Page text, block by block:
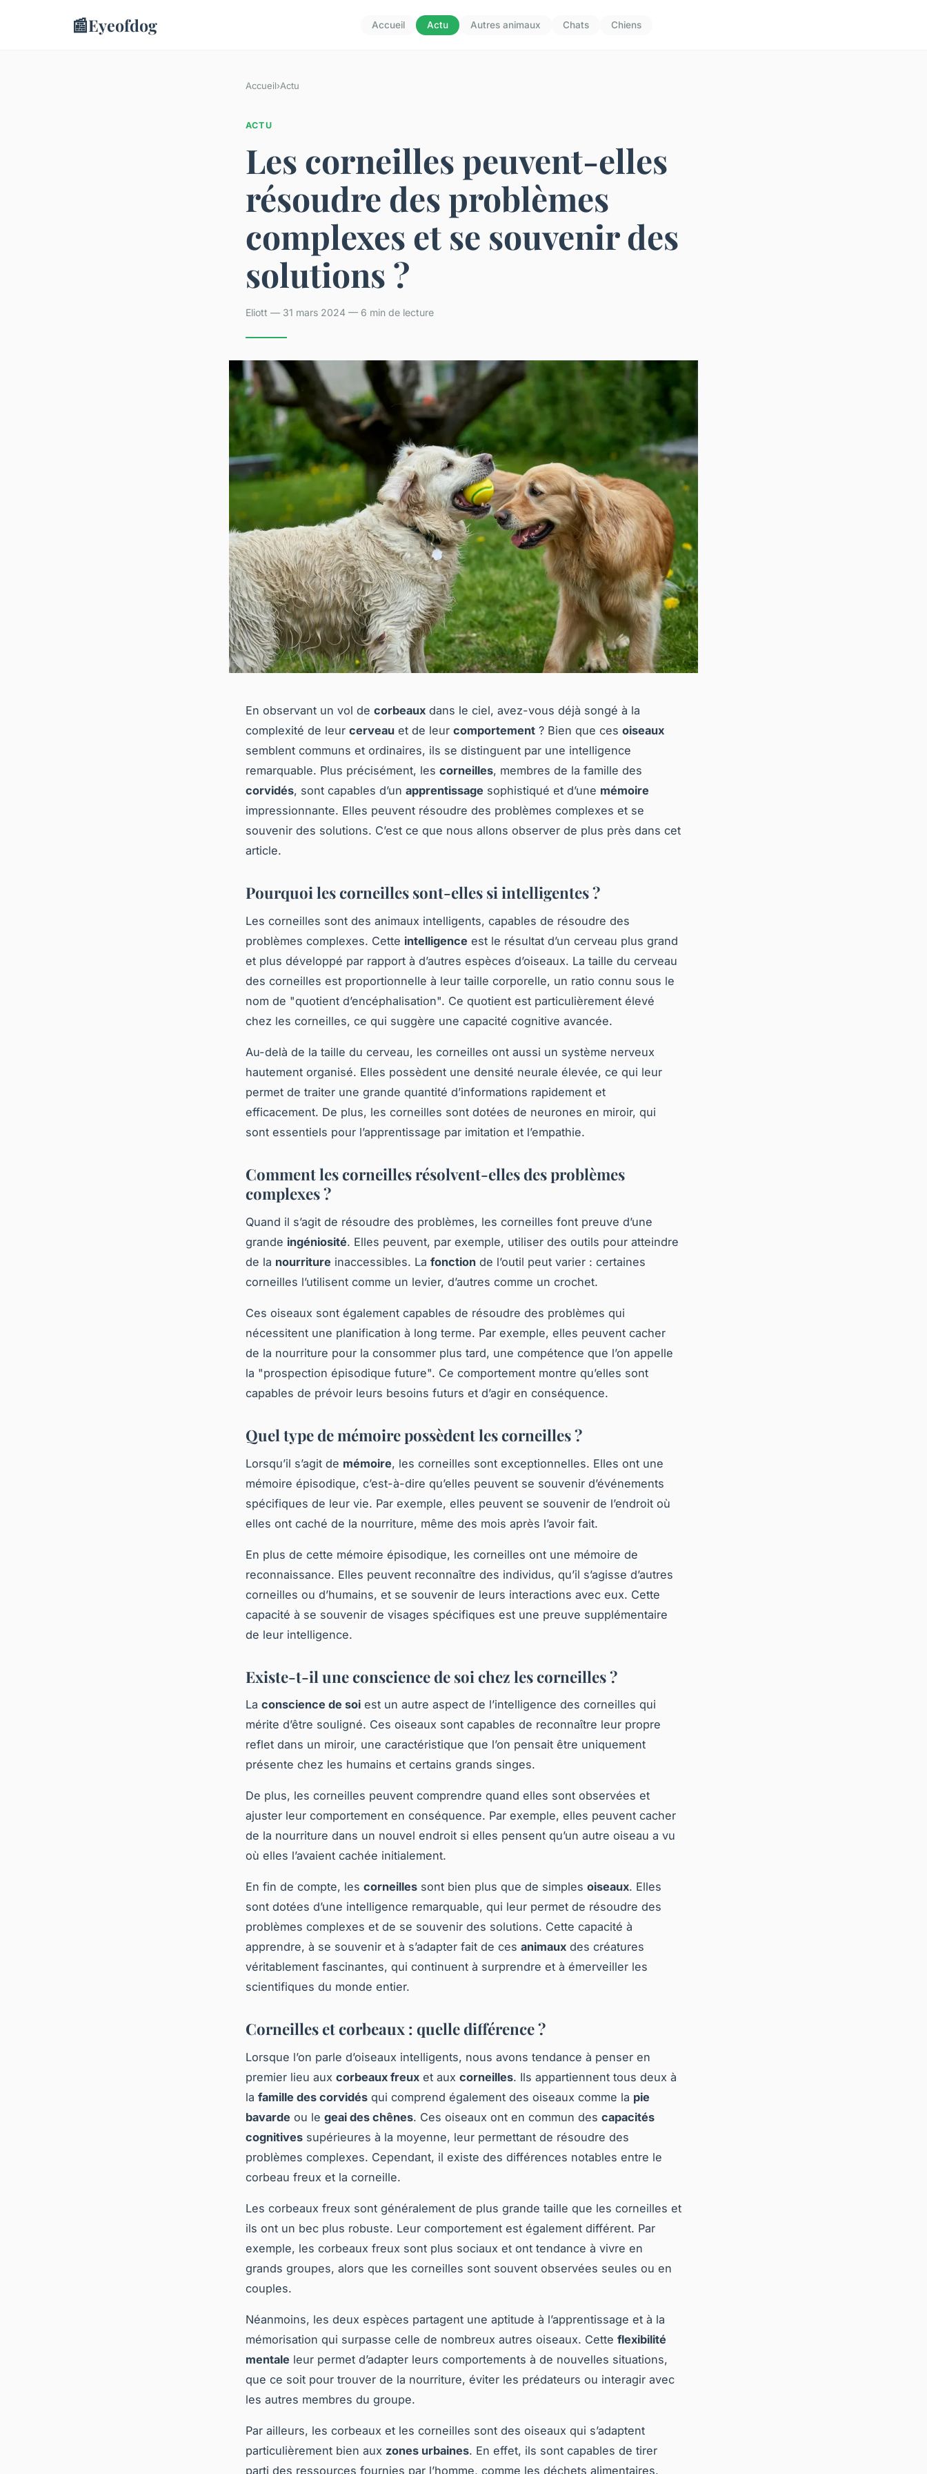
📰Eyeofdog Accueil Actu Autres animaux Chats Chiens
Accueil›Actu
ACTU
Les corneilles peuvent-elles
résoudre des problèmes
complexes et se souvenir des
solutions ?
Eliott — 31 mars 2024 — 6 min de lecture
En observant un vol de corbeaux dans le ciel, avez-vous déjà songé à la
complexité de leur cerveau et de leur comportement ? Bien que ces oiseaux
semblent communs et ordinaires, ils se distinguent par une intelligence
remarquable. Plus précisément, les corneilles, membres de la famille des
corvidés, sont capables d’un apprentissage sophistiqué et d’une mémoire
impressionnante. Elles peuvent résoudre des problèmes complexes et se
souvenir des solutions. C’est ce que nous allons observer de plus près dans cet
article.
Pourquoi les corneilles sont-elles si intelligentes ?
Les corneilles sont des animaux intelligents, capables de résoudre des
problèmes complexes. Cette intelligence est le résultat d’un cerveau plus grand
et plus développé par rapport à d’autres espèces d’oiseaux. La taille du cerveau
des corneilles est proportionnelle à leur taille corporelle, un ratio connu sous le
nom de "quotient d’encéphalisation". Ce quotient est particulièrement élevé
chez les corneilles, ce qui suggère une capacité cognitive avancée.
Au-delà de la taille du cerveau, les corneilles ont aussi un système nerveux
hautement organisé. Elles possèdent une densité neurale élevée, ce qui leur
permet de traiter une grande quantité d’informations rapidement et
efficacement. De plus, les corneilles sont dotées de neurones en miroir, qui
sont essentiels pour l’apprentissage par imitation et l’empathie.
Comment les corneilles résolvent-elles des problèmes
complexes ?
Quand il s’agit de résoudre des problèmes, les corneilles font preuve d’une
grande ingéniosité. Elles peuvent, par exemple, utiliser des outils pour atteindre
de la nourriture inaccessibles. La fonction de l’outil peut varier : certaines
corneilles l’utilisent comme un levier, d’autres comme un crochet.
Ces oiseaux sont également capables de résoudre des problèmes qui
nécessitent une planification à long terme. Par exemple, elles peuvent cacher
de la nourriture pour la consommer plus tard, une compétence que l’on appelle
la "prospection épisodique future". Ce comportement montre qu’elles sont
capables de prévoir leurs besoins futurs et d’agir en conséquence.
Quel type de mémoire possèdent les corneilles ?
Lorsqu’il s’agit de mémoire, les corneilles sont exceptionnelles. Elles ont une
mémoire épisodique, c’est-à-dire qu’elles peuvent se souvenir d’événements
spécifiques de leur vie. Par exemple, elles peuvent se souvenir de l’endroit où
elles ont caché de la nourriture, même des mois après l’avoir fait.
En plus de cette mémoire épisodique, les corneilles ont une mémoire de
reconnaissance. Elles peuvent reconnaître des individus, qu’il s’agisse d’autres
corneilles ou d’humains, et se souvenir de leurs interactions avec eux. Cette
capacité à se souvenir de visages spécifiques est une preuve supplémentaire
de leur intelligence.
Existe-t-il une conscience de soi chez les corneilles ?
La conscience de soi est un autre aspect de l’intelligence des corneilles qui
mérite d’être souligné. Ces oiseaux sont capables de reconnaître leur propre
reflet dans un miroir, une caractéristique que l’on pensait être uniquement
présente chez les humains et certains grands singes.
De plus, les corneilles peuvent comprendre quand elles sont observées et
ajuster leur comportement en conséquence. Par exemple, elles peuvent cacher
de la nourriture dans un nouvel endroit si elles pensent qu’un autre oiseau a vu
où elles l’avaient cachée initialement.
En fin de compte, les corneilles sont bien plus que de simples oiseaux. Elles
sont dotées d’une intelligence remarquable, qui leur permet de résoudre des
problèmes complexes et de se souvenir des solutions. Cette capacité à
apprendre, à se souvenir et à s’adapter fait de ces animaux des créatures
véritablement fascinantes, qui continuent à surprendre et à émerveiller les
scientifiques du monde entier.
Corneilles et corbeaux : quelle différence ?
Lorsque l’on parle d’oiseaux intelligents, nous avons tendance à penser en
premier lieu aux corbeaux freux et aux corneilles. Ils appartiennent tous deux à
la famille des corvidés qui comprend également des oiseaux comme la pie
bavarde ou le geai des chênes. Ces oiseaux ont en commun des capacités
cognitives supérieures à la moyenne, leur permettant de résoudre des
problèmes complexes. Cependant, il existe des différences notables entre le
corbeau freux et la corneille.
Les corbeaux freux sont généralement de plus grande taille que les corneilles et
ils ont un bec plus robuste. Leur comportement est également différent. Par
exemple, les corbeaux freux sont plus sociaux et ont tendance à vivre en
grands groupes, alors que les corneilles sont souvent observées seules ou en
couples.
Néanmoins, les deux espèces partagent une aptitude à l’apprentissage et à la
mémorisation qui surpasse celle de nombreux autres oiseaux. Cette flexibilité
mentale leur permet d’adapter leurs comportements à de nouvelles situations,
que ce soit pour trouver de la nourriture, éviter les prédateurs ou interagir avec
les autres membres du groupe.
Par ailleurs, les corbeaux et les corneilles sont des oiseaux qui s’adaptent
particulièrement bien aux zones urbaines. En effet, ils sont capables de tirer
parti des ressources fournies par l’homme, comme les déchets alimentaires.